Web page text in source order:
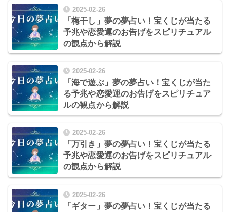
2025-02-26
「梅干し」夢の夢占い！宝くじが当たる
予兆や恋愛運のお告げをスピリチュアル
の観点から解説
2025-02-26
「海で遊ぶ」夢の夢占い！宝くじが当た
る予兆や恋愛運のお告げをスピリチュア
ルの観点から解説
2025-02-26
「万引き」夢の夢占い！宝くじが当たる
予兆や恋愛運のお告げをスピリチュアル
の観点から解説
2025-02-26
「ギター」夢の夢占い！宝くじが当たる